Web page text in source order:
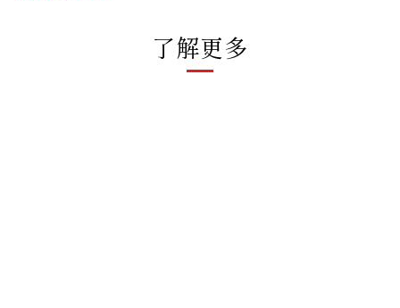
了解更多